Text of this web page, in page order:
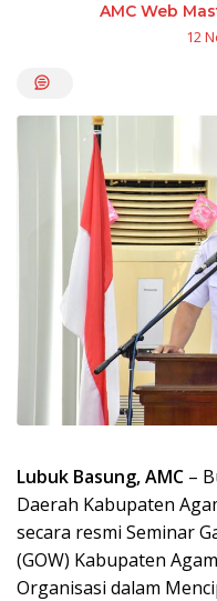
AMC Web
12
Lubuk Basung, AMC –
Daerah Kabupaten
secara resmi Seminar
(GOW) Kabupaten
Organisasi dalam